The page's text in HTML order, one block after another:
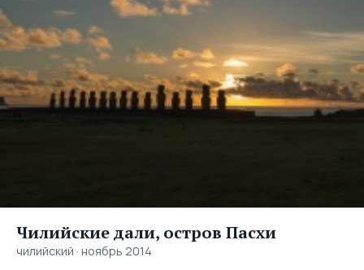
Чилийские дали, остров Пасхи
чилийский · ноябрь 2014